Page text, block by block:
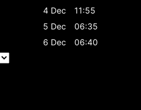
4 Dec
11:55
5 Dec
06:35
6 Dec
06:40